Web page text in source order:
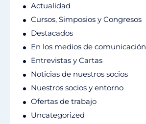
Actualidad
Cursos, Simposios y Congresos
Destacados
En los medios de comunicación
Entrevistas y Cartas
Noticias de nuestros socios
Nuestros socios y entorno
Ofertas de trabajo
Uncategorized